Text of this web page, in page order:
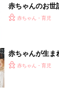
赤ちゃんのお世
てのひよこクラ
赤ちゃん・育児
赤ちゃんが生ま
ひよ」
赤ちゃん・育児